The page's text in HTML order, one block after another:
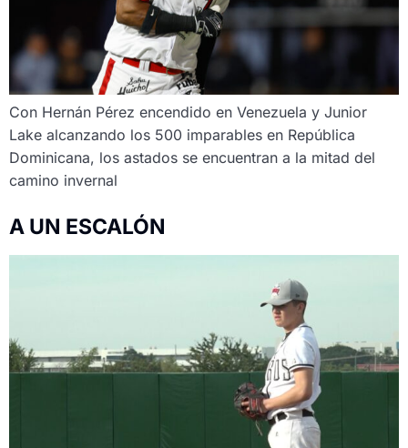
Con Hernán Pérez encendido en Venezuela y Junior
Lake alcanzando los 500 imparables en República
Dominicana, los astados se encuentran a la mitad del
camino invernal
A UN ESCALÓN